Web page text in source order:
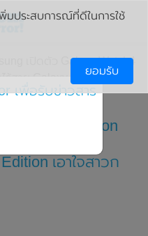
เปิดตัว Galaxy Watch4
ร้สาย Galaxy Buds2
ก Fox
Watch4 Maison
สาย Galaxy
เอาใจสาวก
มประสบการณ์ที่ดีในการใช้
ยอมรับ
เพื่อรับข่าวสาร